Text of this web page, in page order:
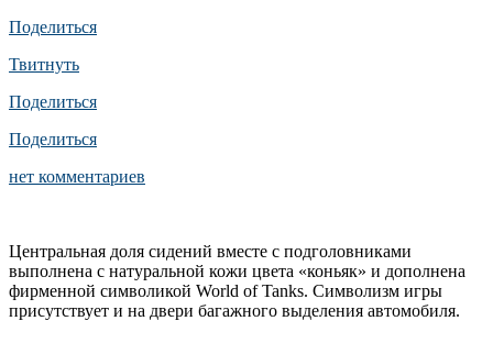
Поделиться
Твитнуть
Поделиться
Поделиться
нет комментариев
Центральная доля сидений вместе с подголовниками
выполнена с натуральной кожи цвета «коньяк» и дополнена
фирменной символикой World of Tanks. Символизм игры
присутствует и на двери багажного выделения автомобиля.